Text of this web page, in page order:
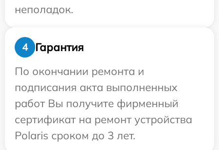
неполадок.
4
Гарантия
По окончании ремонта и
подписания акта выполненных
работ Вы получите фирменный
сертификат на ремонт устройства
Polaris сроком до 3 лет.